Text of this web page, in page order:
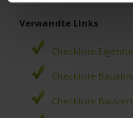
Verwandte Links
Checkliste
Checkliste
Checkliste